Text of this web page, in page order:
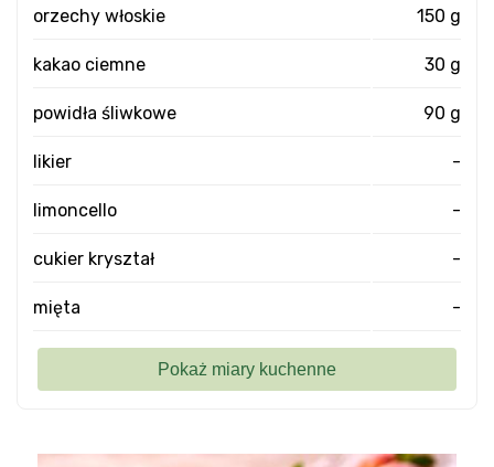
orzechy włoskie 150 g
kakao ciemne 30 g
powidła śliwkowe 90 g
likier -
limoncello -
cukier kryształ -
mięta -